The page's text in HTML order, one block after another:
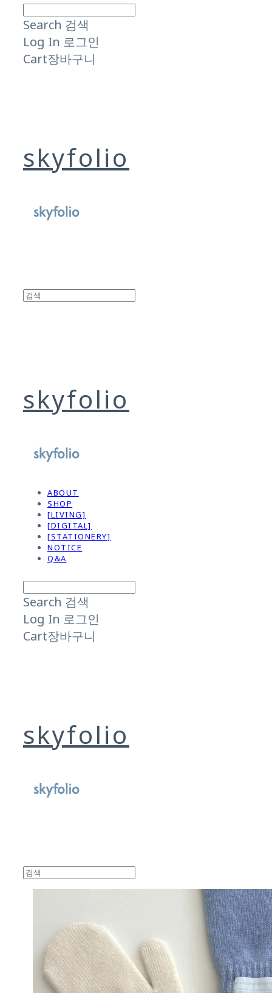
Search 검색
Log In 로그인
Cart장바구니
skyfolio
skyfolio
ABOUT
SHOP
[LIVING]
[DIGITAL]
[STATIONERY]
NOTICE
Q&A
Search 검색
Log In 로그인
Cart장바구니
skyfolio